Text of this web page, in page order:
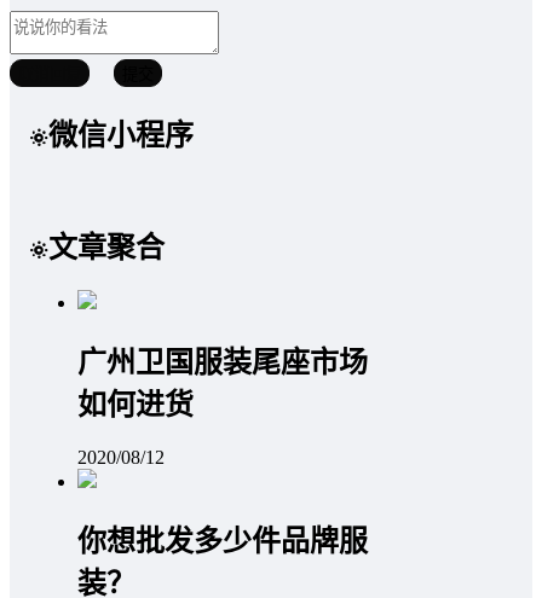
微信小程序
文章聚合
广州卫国服装尾座市场
如何进货
2020/08/12
你想批发多少件品牌服
装？